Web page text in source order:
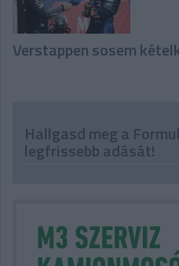
Verstappen sosem
Hallgasd meg a
legfrissebb adását!